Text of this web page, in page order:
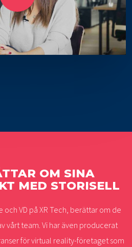
OM SINA
MED STORISELL
och VD på XR Tech, berättar om de
vårt team. Vi har även producerat
för virtual reality-företaget som